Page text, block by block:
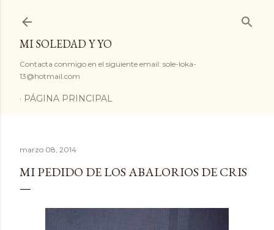
MI SOLEDAD Y YO
Contacta conmigo en el siguiente email: sole-loka-
13@hotmail.com
PÁGINA PRINCIPAL
marzo 08, 2014
MI PEDIDO DE LOS ABALORIOS DE CRIS